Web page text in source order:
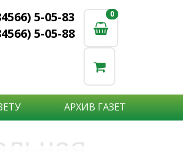
5-05-83
5-05-88
0
0
АРХИВ ГАЗЕТ